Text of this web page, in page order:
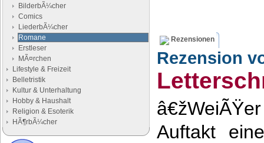
BilderbÃ¼cher
Comics
LiederbÃ¼cher
Romane
Erstleser
MÃ¤rchen
Lifestyle & Freizeit
Belletristik
Kultur & Unterhaltung
Hobby & Haushalt
Religion & Esoterik
HÃ¶rbÃ¼cher
Rezensionen
Rezension
Auftakt